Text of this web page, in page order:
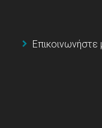
Επικοινωνήστε